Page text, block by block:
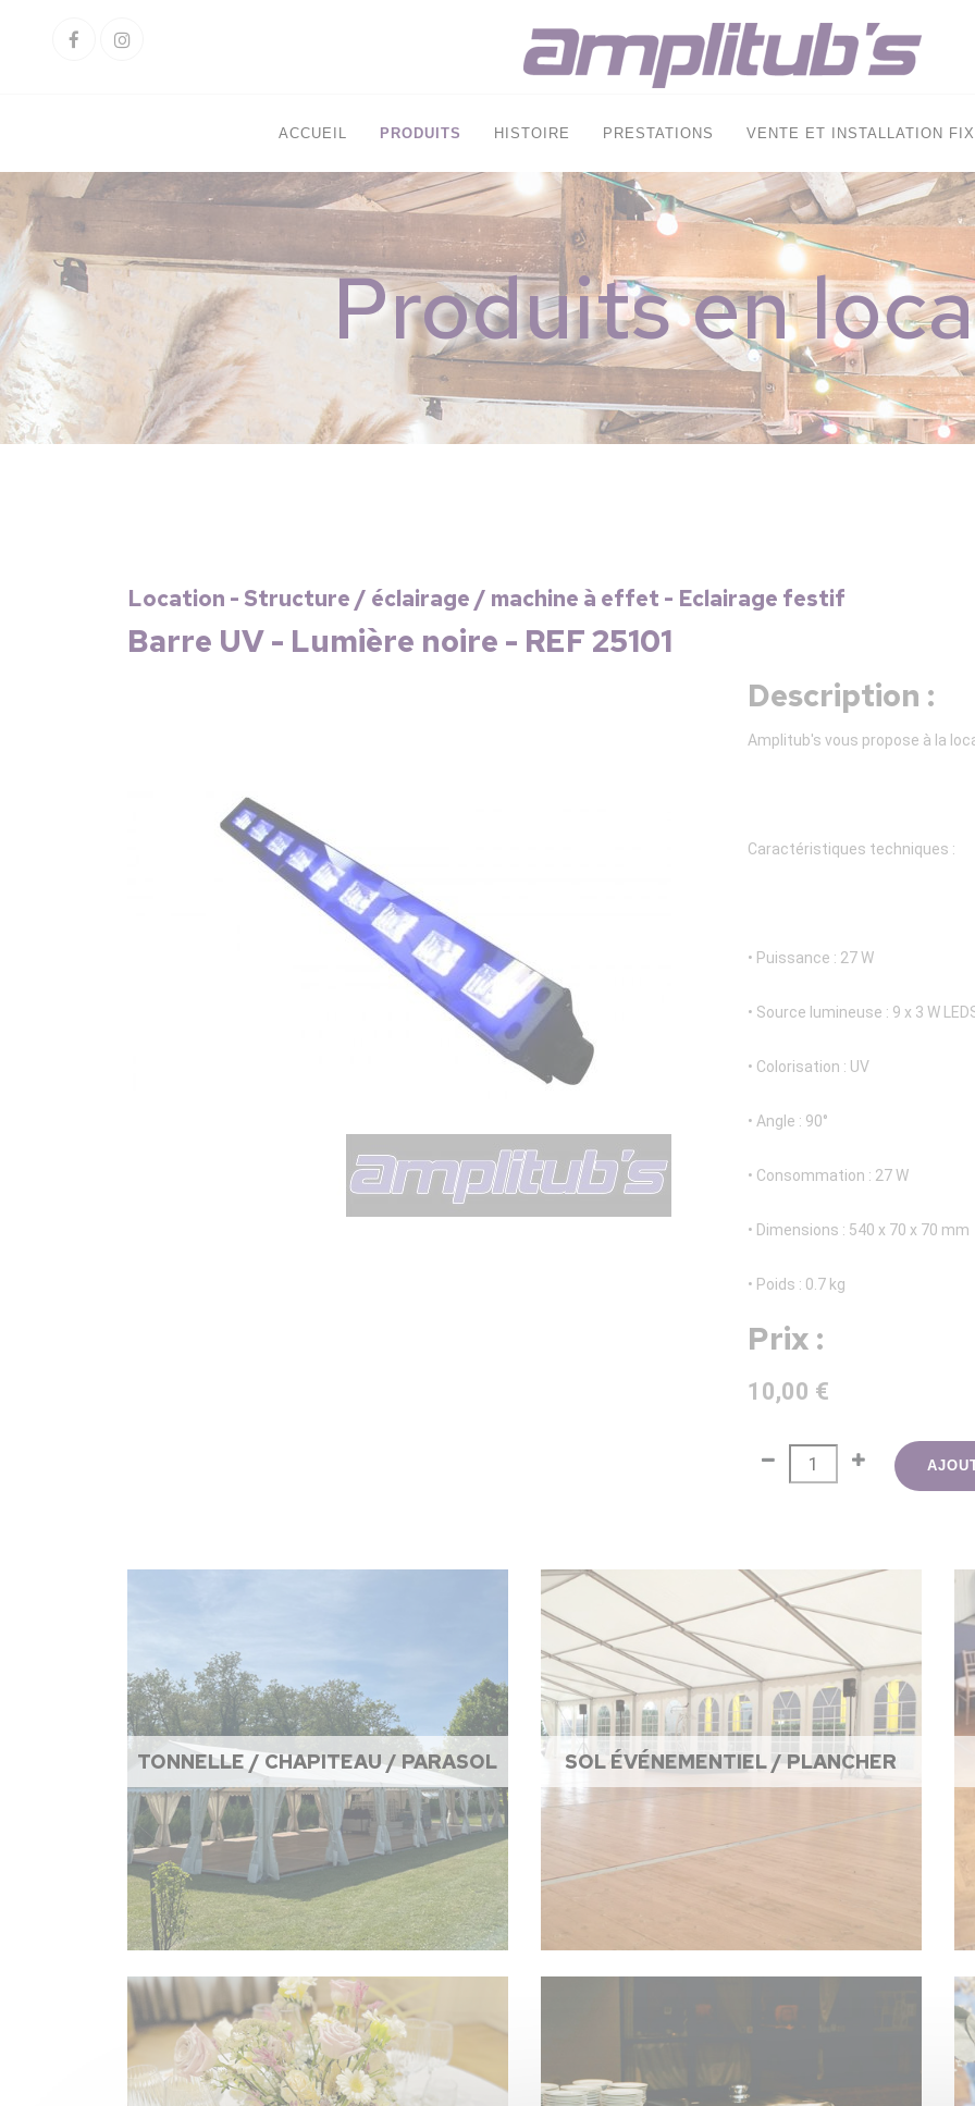
FacebookInstagram
ACCUEIL PRODUITS HISTOIRE PRESTATIONS VENTE ET INSTALLATION
Produits en
Location - Structure / éclairage / machine à effet - Eclairage festif
Barre UV - Lumière noire - REF 25101
Description :
Amplitub's vous propose à la
Caractéristiques techniques :
• Puissance : 27 W
• Source lumineuse : 9 x 3 W
• Colorisation : UV
• Angle : 90°
• Consommation : 27 W
• Dimensions : 540 x 70 x 70 mm
• Poids : 0.7 kg
Prix :
10,00 €
TONNELLE / CHAPITEAU / PARASOL SOL ÉVÉNEMENTIEL / PLANCHER